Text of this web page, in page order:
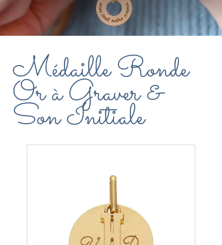
Médaille Ronde
Or à Graver &
Son Initiale